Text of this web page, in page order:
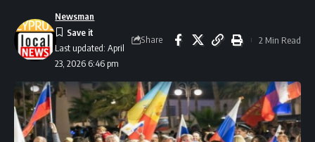
Last updated: April
23, 2026 6:46 pm
Newsman
Share 2 Min Read